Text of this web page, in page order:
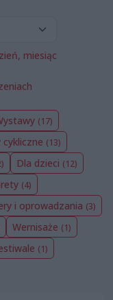
miesiąc
(17)
cykliczne (13)
Dla dzieci (12)
(4)
i oprowadzania (3)
Wernisaże (1)
(1)